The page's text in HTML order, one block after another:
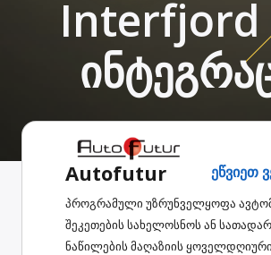
Interfjord
Autofutur ეწვიეთ
პროგრამული უზრუნველყოფა
შეკეთების სახელოსნოს ან
ნაწილების მაღაზიის ყოველდღიური